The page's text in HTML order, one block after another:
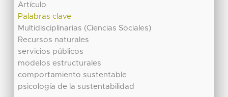
Artículo
Palabras clave
Multidisciplinarias (Ciencias Sociales)
Recursos naturales
servicios públicos
modelos estructurales
comportamiento sustentable
psicología de la sustentabilidad